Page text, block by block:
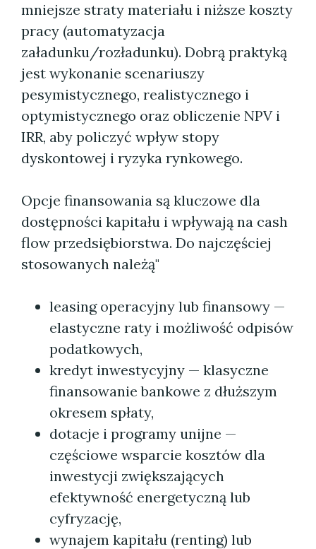
mniejsze straty materiału i niższe koszty
pracy (automatyzacja
załadunku/rozładunku). Dobrą praktyką
jest wykonanie scenariuszy
pesymistycznego, realistycznego i
optymistycznego oraz obliczenie NPV i
IRR, aby policzyć wpływ stopy
dyskontowej i ryzyka rynkowego.
Opcje finansowania są kluczowe dla
dostępności kapitału i wpływają na cash
flow przedsiębiorstwa. Do najczęściej
stosowanych należą"
leasing operacyjny lub finansowy —
elastyczne raty i możliwość odpisów
podatkowych,
kredyt inwestycyjny — klasyczne
finansowanie bankowe z dłuższym
okresem spłaty,
dotacje i programy unijne —
częściowe wsparcie kosztów dla
inwestycji zwiększających
efektywność energetyczną lub
cyfryzację,
wynajem kapitału (renting) lub